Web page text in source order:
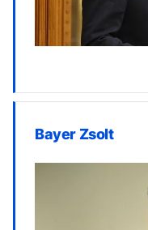
Bayer Zsolt